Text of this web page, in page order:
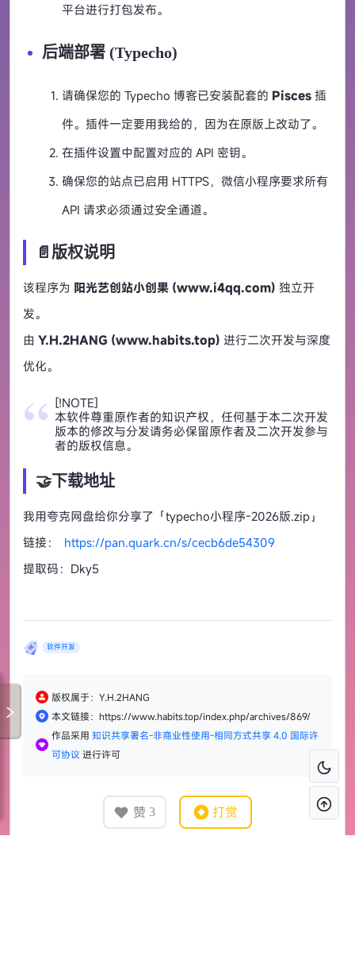
平台进行打包发布。
后端部署 (Typecho)
请确保您的 Typecho 博客已安装配套的 Pisces 插
件。插件一定要用我给的，因为在原版上改动了。
在插件设置中配置对应的 API 密钥。
确保您的站点已启用 HTTPS，微信小程序要求所有
API 请求必须通过安全通道。
📄版权说明
该程序为 阳光艺创站小创果 (www.i4qq.com) 独立开
发。
由 Y.H.2HANG (www.habits.top) 进行二次开发与深度
优化。
[!NOTE]
本软件尊重原作者的知识产权，任何基于本二次开发
版本的修改与分发请务必保留原作者及二次开发参与
者的版权信息。
🤝下载地址
我用夸克网盘给你分享了「typecho小程序-2026版.zip」
链接：
https://pan.quark.cn/s/cecb6de54309
提取码：Dky5
软件开发
版权属于：Y.H.2HANG
本文链接：https://www.habits.top/index.php/archives/869/
作品采用 知识共享署名-非商业性使用-相同方式共享 4.0 国际许
可协议 进行许可
赞 3 打赏